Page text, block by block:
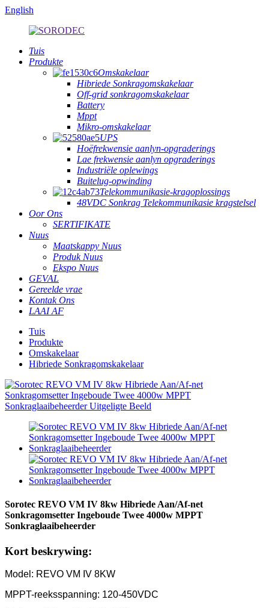
English
Tuis
Produkte
Omskakelaar
Hibriede Sonkragomskakelaar
Off-grid sonkragomskakelaar
Battery
Mppt
Mikro-omskakelaar
UPS
Hoëfrekwensie aanlyn-opgraderings
Lae frekwensie aanlyn opgraderings
Industriële oplewings
Buitelug-opwinding
Telekommunikasie-kragoplossings
48VDC Sonkrag Telekommunikasie kragstelsel
Oor Ons
SERTIFIKATE
Nuus
Maatskappy Nuus
Produk Nuus
Ekspo Nuus
GEVAL
Gereelde vrae
Kontak Ons
LAAI AF
Tuis
Produkte
Omskakelaar
Hibriede Sonkragomskakelaar
Sorotec REVO VM IV 8kw Hibriede Aan/Af-net
Sonkragomsetter Ingeboude Twee 4000w MPPT
Sonkraglaaibeheerder
Kort beskrywing:
Model: REVO VM IV 8KW
MPPT-reeksspanning: 120-450VDC